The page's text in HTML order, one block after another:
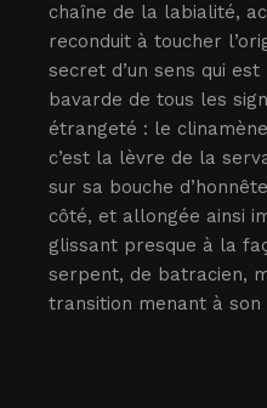
chaîne de la labialité,
reconduit à toucher
secret d’un sens qui
bavarde de tous les
étrangeté : le
c’est la lèvre de la
sur sa bouche
côté, et allongée ainsi
glissant presque à la
serpent, de batracien,
transition menant à son